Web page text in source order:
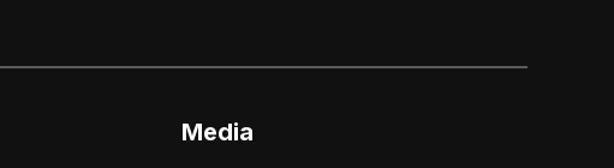
Media